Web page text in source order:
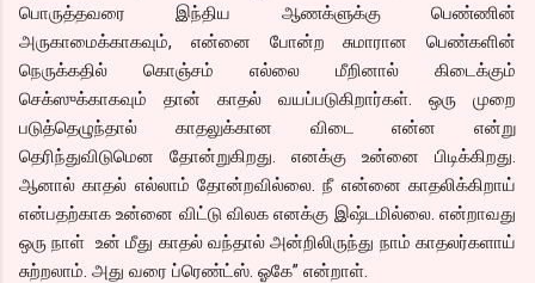
பொருத்தவரை இந்திய ஆணக்ளுக்கு பெண்ணின்
அருகாமைக்காகவும், என்னை போன்ற சுமாரான பெண்களின்
நெருக்கதில் கொஞ்சம் எல்லை மீறினால் கிடைக்கும்
செக்ஸுக்காகவும் தான் காதல் வயப்படுகிறார்கள். ஒரு முறை
படுத்தெழுந்தால் காதலுக்கான விடை என்ன என்று
தெரிந்துவிடுமென தோன்றுகிறது. எனக்கு உன்னை பிடிக்கிறது.
ஆனால் காதல் எல்லாம் தோன்றவில்லை. நீ என்னை காதலிக்கிறாய்
என்பதற்காக உன்னை விட்டு விலக எனக்கு இஷ்டமில்லை. என்றாவது
ஒரு நாள் உன் மீது காதல் வந்தால் அன்றிலிருந்து நாம் காதலர்களாய்
சுற்றலாம். அது வரை ப்ரெண்ட்ஸ். ஓகே” என்றாள்.